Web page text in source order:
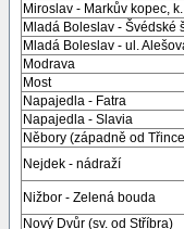
Miroslav - Markův kopec,
Mladá Boleslav - Švédské
Mladá Boleslav - ul.
Modrava
Most
Napajedla - Fatra
Napajedla - Slavia
Něbory (západně od
Nejdek - nádraží
Nižbor - Zelená bouda
Nový Dvůr (sv. od Stříbra)